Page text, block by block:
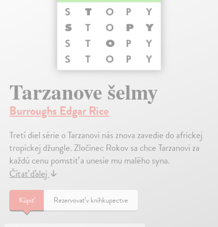
Tarzanove šelmy
Burroughs Edgar Rice
Tretí diel série o Tarzanovi nás znova zavedie do africkej
tropickej džungle. Zločinec Rokov sa chce Tarzanovi za
každú cenu pomstiť a unesie mu malého syna.
Čítať ďalej↓
Kúpiť Rezervovať v kníhkupectve